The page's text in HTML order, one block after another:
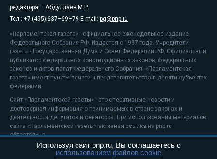
редактора — Абдуллаев М.Р.
Тел.: +7 (495) 637–69–79 E-mail: pg@pnp.ru
«Парламентская газета» - официальное еженедельное издание
Федерального Собрания РФ. Издается с 1997 года. Учредители
газеты - Государственная Дума и Совет Федерации РФ. Официальный
публикатор федеральных конституционных законов, федеральных
законов и актов палат Федерального Собрания. «Парламентская
газета» имеет пункты печати и представительства в десяти субъектах
федерации.
Сайт «Парламентской газеты» - это оперативные новости и
достоверная информация о принимаемых в стране законах и
деятельности депутатов и сенаторов. При использовании материалов
сайта «Парламентской газеты» активная ссылка на pnp.ru
обязательна.
На информационном ресурсе применяютсярекомендательные
Используя сайт pnp.ru, Вы соглашаетесь с
использованием файлов cookie